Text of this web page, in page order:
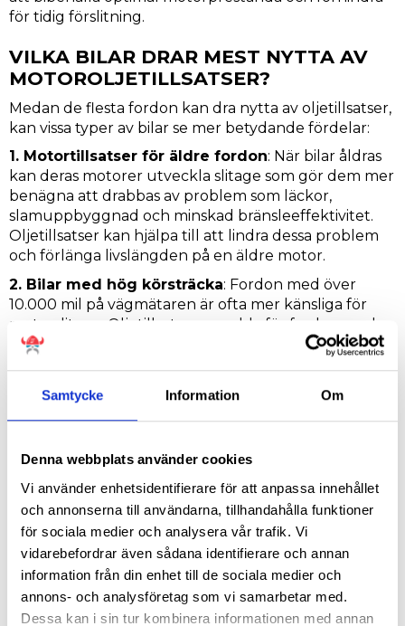
Samtycke Information Om
Denna webbplats använder cookies
Vi använder enhetsidentifierare för att anpassa innehållet
och annonserna till användarna, tillhandahålla funktioner
för sociala medier och analysera vår trafik. Vi
vidarebefordrar även sådana identifierare och annan
information från din enhet till de sociala medier och
annons- och analysföretag som vi samarbetar med.
Dessa kan i sin tur kombinera informationen med annan
för tidig förslitning.
VILKA BILAR DRAR MEST NYTTA AV
MOTOROLJETILLSATSER?
Medan de flesta fordon kan dra nytta av oljetillsatser,
kan vissa typer av bilar se mer betydande fördelar:
1. Motortillsatser för äldre fordon: När bilar åldras
kan deras motorer utveckla slitage som gör dem mer
benägna att drabbas av problem som läckor,
slamuppbyggnad och minskad bränsleeffektivitet.
Oljetillsatser kan hjälpa till att lindra dessa problem
och förlänga livslängden på en äldre motor.
2. Bilar med hög körsträcka: Fordon med över
10.000 mil på vägmätaren är ofta mer känsliga för
motorslitage. Oljetillsatser avsedda för fordon med
långa körsträckor kan hjälpa till att bibehålla
3. Högpresterande bilar: Sportbilar och andra
Oljetillsatser kan hjälpa dessa motorer att behålla sin
prestanda genom att ge förbättrad smörjning och
sydd mot slitage.
4. Fordon i tuffa förhållanden : Om du kör ofta i
extrema temperaturer, dammiga miljöer eller ägnar
dig åt tung bogsering, utsätts din motor sannolikt för
mer stress. Oljetillsatser kan erbjuda ytterligare
skydd mot de svära förhållandena, vilket hjälper din
motor att hålla sig ren och effektiv.